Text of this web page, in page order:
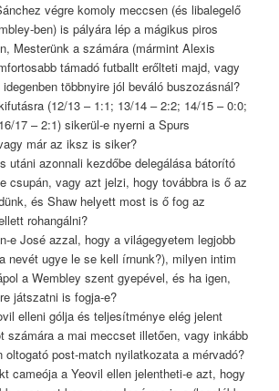
végre komoly meccsen (és libalegelő
ben) is pályára lép a mágikus piros
Mesterünk a számára (mármint Alexis
támadó futballt erőlteti majd, vagy
többnyire jól beváló buszozásnál?
(12/13 – 1:1; 13/14 – 2:2; 14/15 – 0:0;
17 – 2:1) sikerül-e nyerni a Spurs
már az iksz is siker?
utáni azonnali kezdőbe delegálása bátorító
csupán, vagy azt jelzi, hogy továbbra is ő az
és Shaw helyett most is ő fog az
rohangálni?
e José azzal, hogy a világegyetem legjobb
nevét ugye le se kell írnunk?), milyen intim
a Wembley szent gyepével, és ha igen,
játszatni is fogja-e?
elleni gólja és teljesítménye elég jelent
számára a mai meccset illetően, vagy inkább
oltogató post-match nyilatkozata a mérvadó?
cameója a Yeovil ellen jelentheti-e azt, hogy